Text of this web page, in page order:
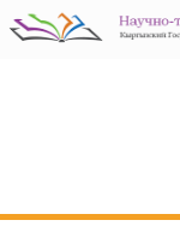
Перейти